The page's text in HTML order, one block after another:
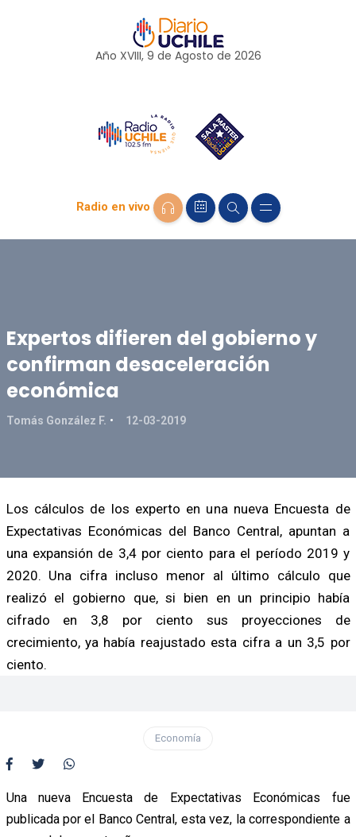
Año XVIII, 9 de Agosto de 2026
Radio en vivo
Expertos difieren del gobierno y
confirman desaceleración
económica
Tomás González F. 12-03-2019
Los cálculos de los experto en una nueva Encuesta de
Expectativas Económicas del Banco Central, apuntan a
una expansión de 3,4 por ciento para el período 2019 y
2020. Una cifra incluso menor al último cálculo que
realizó el gobierno que, si bien en un principio había
cifrado en 3,8 por ciento sus proyecciones de
crecimiento, ya había reajustado esta cifra a un 3,5 por
ciento.
Economía
Una nueva Encuesta de Expectativas Económicas fue
publicada por el Banco Central, esta vez, la correspondiente a